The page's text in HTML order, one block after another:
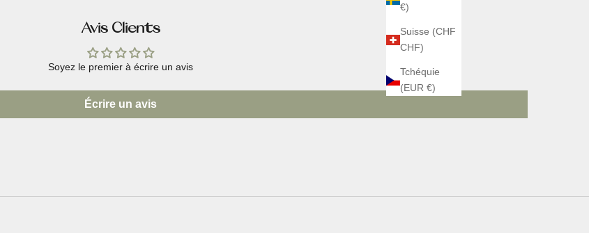
€)
Suisse (CHF
CHF)
Tchéquie
(EUR €)
Avis Clients
Soyez le premier à écrire un avis
Écrire un avis